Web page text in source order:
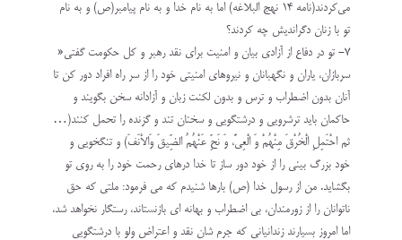
می‌کردند(نامه ۱۴ نهج البلاغه) اما به نام خدا و به نام پیامبر(ص) و به نام
تو با زنان دگراندیش چه کردند؟
۷- تو در دفاع از آزادی بیان و امنیت برای نقد رهبر و کل حکومت گفتی«
سربازان، ياران و نگهبانان و نیروهای امنیتی خود را از سر راه افراد دور کن تا
آنان بدون اضطراب و ترس و بدون لکنت زبان و آزادانه سخن بگویند و
حاکمان باید ترشرویی و درشتگویی و سخنان تند و گزنده را تحمل کنند(…
ثم احْتَمِلِ الْخُرْقَ مِنْهُمْ وَ الْعِيَّ، وَ نَحِّ عَنْهُمُ الضِّيقَ وَالاْنَفَ) و تنگخويي و
خود بزرگ بيني را از خود دور ساز تا خدا درهاي رحمت خود را به روي تو
بگشايد. من از رسول خدا (ص) بارها شنيدم که مي ‏فرمود: ملتي که حق
ناتوانان را از زورمندان، بي اضطراب و بهانه‏ اي بازنستاند، رستگار نخواهد شد،
اما امروز بسیارند زندانیانی که جرم شان نقد و اعتراض ولو با درشتگویی